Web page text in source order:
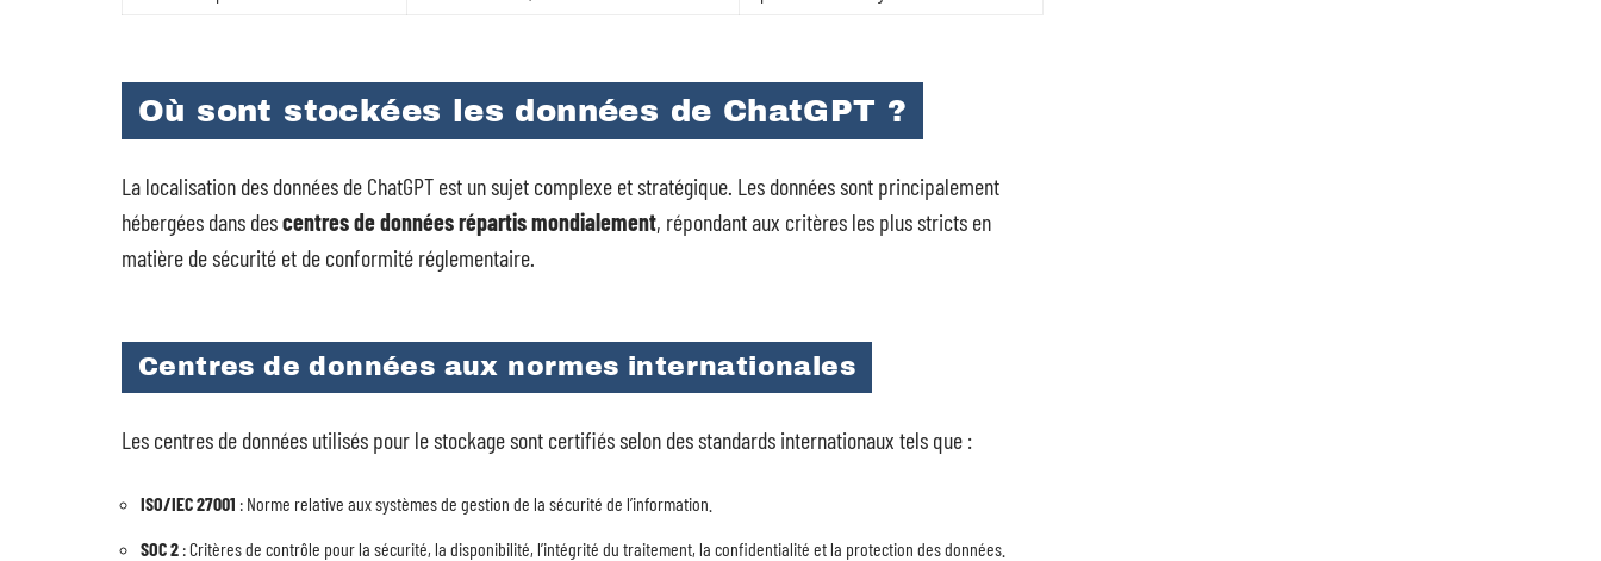
Où sont stockées les données de ChatGPT ?
La localisation des données de ChatGPT est un sujet complexe et stratégique. Les données sont principalement
hébergées dans descentres de données répartis mondialement, répondant aux critères les plus stricts en
matière de sécurité et de conformité réglementaire.
Centres de données aux normes internationales
Les centres de données utilisés pour le stockage sont certifiés selon des standards internationaux tels que :
ISO/IEC 27001 : Norme relative aux systèmes de gestion de la sécurité de l’information.
SOC 2 : Critères de contrôle pour la sécurité, la disponibilité, l’intégrité du traitement, la confidentialité et la protection des données.